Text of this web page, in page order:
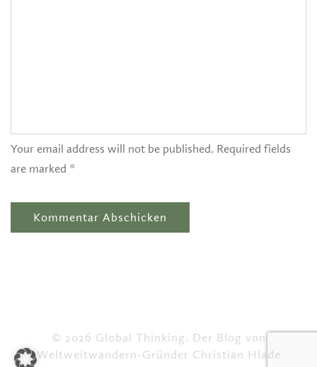
Your email address will not be published. Required fields
are marked *
© 2026 Global Thinking. Der Blog von
Weltweitwandern-Gründer Christian Hlade